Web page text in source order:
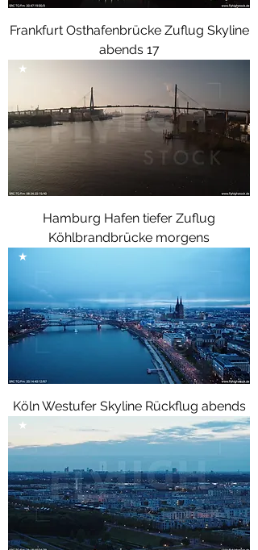
Frankfurt Osthafenbrücke Zuflug Skyline
abends 17
★
Hamburg Hafen tiefer Zuflug
Köhlbrandbrücke morgens
★
Köln Westufer Skyline Rückflug abends
★